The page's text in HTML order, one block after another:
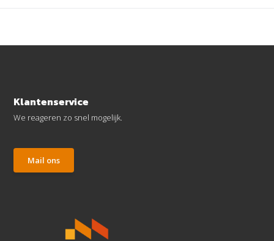
Klantenservice
We reageren zo snel mogelijk.
Mail ons